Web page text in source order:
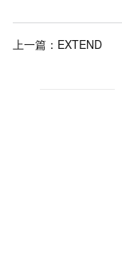
上一篇： EXTEND